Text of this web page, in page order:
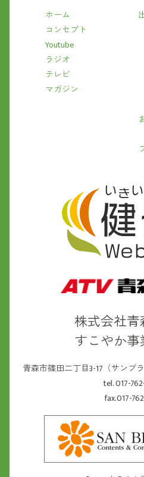
株式会社
すこやか
青森市篠田二丁目3-17（サンブ
tel. 017-
fax.017-
ホーム
コンセプト
Youtube
ラジオ
テレビ
マガジン